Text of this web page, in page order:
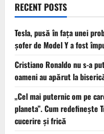
RECENT POSTS
Tesla, pusă în fața unei
șofer de Model Y a fost
Cristiano Ronaldo nu s-a
oameni au apărut la
„Cel mai puternic om pe
planeta”. Cum redefinește
cucerire și frică